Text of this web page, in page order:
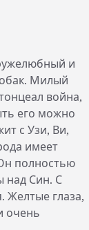
и
Милый
война,
его можно
с Узи, Ви,
имеет
полностью
над Син. С
Желтые глаза,
очень